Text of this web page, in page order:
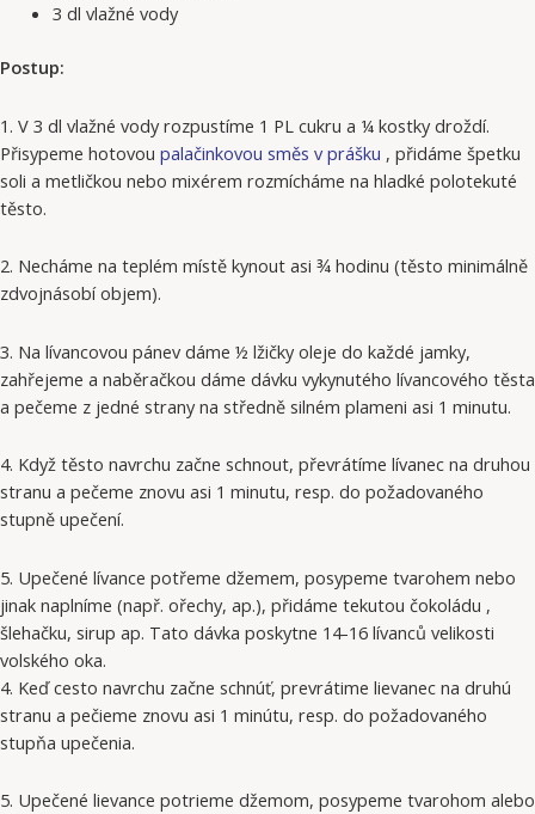
3 dl vlažné vody
Postup:
1. V 3 dl vlažné vody rozpustíme 1 PL cukru a ¼ kostky droždí.
Přisypeme hotovou palačinkovou směs v prášku , přidáme špetku
soli a metličkou nebo mixérem rozmícháme na hladké polotekuté
těsto.
2. Necháme na teplém místě kynout asi ¾ hodinu (těsto minimálně
zdvojnásobí objem).
3. Na lívancovou pánev dáme ½ lžičky oleje do každé jamky,
zahřejeme a naběračkou dáme dávku vykynutého lívancového těsta
a pečeme z jedné strany na středně silném plameni asi 1 minutu.
4. Když těsto navrchu začne schnout, převrátíme lívanec na druhou
stranu a pečeme znovu asi 1 minutu, resp. do požadovaného
stupně upečení.
5. Upečené lívance potřeme džemem, posypeme tvarohem nebo
jinak naplníme (např. ořechy, ap.), přidáme tekutou čokoládu ,
šlehačku, sirup ap. Tato dávka poskytne 14-16 lívanců velikosti
volského oka.
4. Keď cesto navrchu začne schnúť, prevrátime lievanec na druhú
stranu a pečieme znovu asi 1 minútu, resp. do požadovaného
stupňa upečenia.
5. Upečené lievance potrieme džemom, posypeme tvarohom alebo